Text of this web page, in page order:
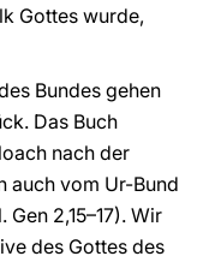
Gottes wurde,
Bundes gehen
Das Buch
nach der
auch vom Ur-Bund
2,15–17). Wir
des Gottes des